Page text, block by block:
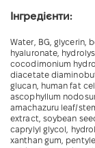
Інгредієнти:
Water, BG, glycerin,
hyaluronate,
cocodimonium
diacetate
glucan, human fat
ascophyllum
amachazuru leaf/
extract, soybean
caprylyl glycol,
xanthan gum,